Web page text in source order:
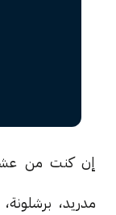
إن كنت من
مدريد،